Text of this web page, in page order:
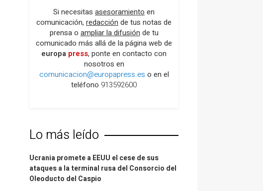
Si necesitas asesoramiento en
comunicación, redacción de tus notas de
prensa o ampliar la difusión de tu
comunicado más allá de la página web de
europa press, ponte en contacto con
nosotros en
comunicacion@europapress.es o en el
teléfono 913592600
Lo más leído
Ucrania promete a EEUU el cese de sus
ataques a la terminal rusa del Consorcio del
Oleoducto del Caspio